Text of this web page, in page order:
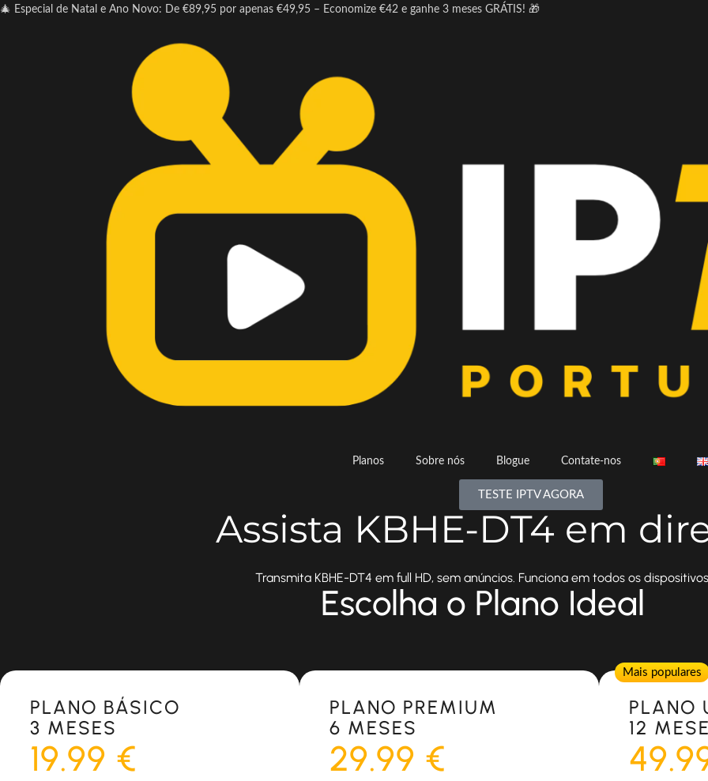
🎄 Especial de Natal e Ano Novo: De €89,95 por apenas €49,95 – Economize €42 e ganhe 3 meses GRÁTIS! 🎁
Planos Sobre nós Blogue Contate-nos
TESTE IPTV AGORA
Assista KBHE-DT4 em
Transmita KBHE-DT4 em full HD, sem anúncios. Funciona em todos os
Escolha o Plano Ideal
Most Popular
PLANO BÁSICO
3 MESES
19.99 €
Most Popular
PLANO PREMIUM
6 MESES
29.99 €
Mais populares
PLANO
12